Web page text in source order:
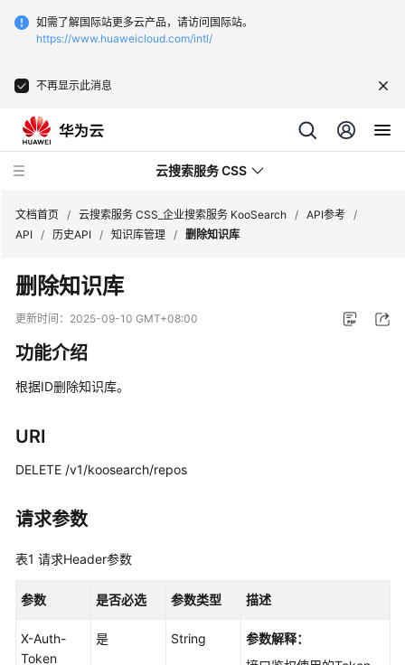
如需了解国际站更多云产品，请访问国际站。
https://www.huaweicloud.com/intl/
不再显示此消息
云搜索服务 CSS
产
介
绍
户
南
最
实
参
考
文档首页 / 云搜索服务 CSS_企业搜索服务 KooSearch / API参考 /
API / 历史API / 知识库管理 / 删除知识库
删除知识库
更新时间： 2025-09-10 GMT+08:00
功能介绍
根据ID删除知识库。
URI
DELETE /v1/koosearch/repos
请求参数
表1 请求Header参数
参数 是否必选 参数类型 描述
X-Auth-
Token
是 String
参数解释：